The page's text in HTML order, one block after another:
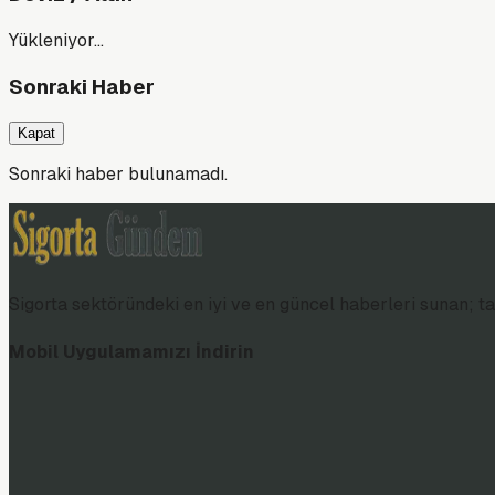
Yükleniyor…
Sonraki Haber
Kapat
Sonraki haber bulunamadı.